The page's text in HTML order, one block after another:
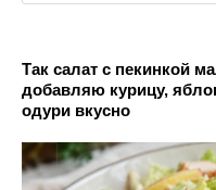
Так салат с пекинкой
добавляю курицу,
одури вкусно